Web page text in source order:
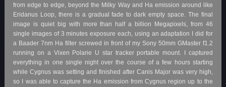
from edge to edge, beyond the Milky Way and Ha emission around like
Eridanus Loop, there is a gradual fade to dark empty space. The final
image is quiet big with more than half a billion Megapixels, from 46
single images of 3 minutes exposure each, using an adaptation I did for
a Baader 7nm Ha filter screwed in front of my Sony 50mm GMaster f1.2
running on a Vixen Polarie U star tracker portable mount. I captured
everything in one single night over the course of a few hours starting
while Cygnus was setting and finished after Canis Major was very high,
so I was able to capture the Ha emission from Cygnus region up to the